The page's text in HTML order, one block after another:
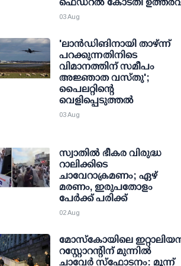
ഫെഡറല്‍ കോടതി
03 Aug
'ലാന്‍ഡിങിനായി താഴ്ന്ന്
പറക്കുന്നതിനിടെ
വിമാനത്തിന് സമീപം
അജ്ഞാത വസ്തു';
പൈലറ്റിന്റെ
വെളിപ്പെടുത്തല്‍
03 Aug
സ്വാതില്‍ ഭീകര വിരുദ്ധ
റാലിക്കിടെ
ചാവേറാക്രമണം; ഏഴ്
മരണം, ഇരുപതോളം
പേര്‍ക്ക് പരിക്ക്
02 Aug
മോസ്‌കോയിലെ
റസ്റ്റോറന്റിന് മുന്നില്‍
ചാവേര്‍ സ്‌ഫോടനം: മൂന്ന്